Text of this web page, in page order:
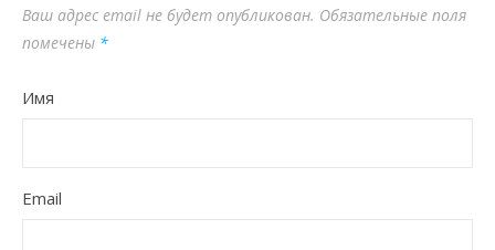
Ваш адрес email не будет опубликован. Обязательные поля
помечены *
Имя
Email